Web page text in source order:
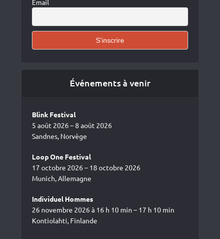
Email
Événements à venir
Blink Festival
5 août 2026 – 8 août 2026
Sandnes, Norvège
Loop One Festival
17 octobre 2026 – 18 octobre 2026
Munich, Allemagne
Individuel Hommes
26 novembre 2026 à 16 h 10 min – 17 h 10 min
Kontiolahti, Finlande